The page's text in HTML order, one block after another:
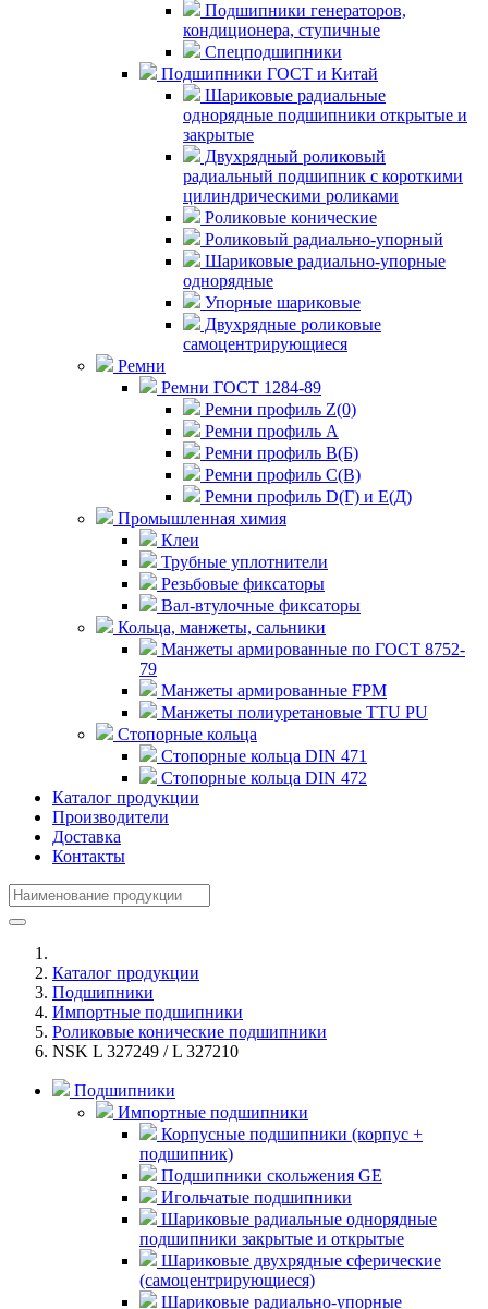
Подшипники генераторов,
кондиционера, ступичные
Спецподшипники
Подшипники ГОСТ и Китай
Шариковые радиальные
однорядные подшипники открытые и
закрытые
Двухрядный роликовый
радиальный подшипник с короткими
цилиндрическими роликами
Роликовые конические
Роликовый радиально-упорный
Шариковые радиально-упорные
однорядные
Упорные шариковые
Двухрядные роликовые
самоцентрирующиеся
Ремни
Ремни ГОСТ 1284-89
Ремни профиль Z(0)
Ремни профиль А
Ремни профиль В(Б)
Ремни профиль С(В)
Ремни профиль D(Г) и E(Д)
Промышленная химия
Клеи
Трубные уплотнители
Резьбовые фиксаторы
Вал-втулочные фиксаторы
Кольца, манжеты, сальники
Манжеты армированные по ГОСТ 8752-
79
Манжеты армированные FPM
Манжеты полиуретановые TTU PU
Стопорные кольца
Стопорные кольца DIN 471
Стопорные кольца DIN 472
Каталог продукции
Производители
Доставка
Контакты
Каталог продукции
Подшипники
Импортные подшипники
Роликовые конические подшипники
NSK L 327249 / L 327210
Подшипники
Импортные подшипники
Корпусные подшипники (корпус +
подшипник)
Подшипники скольжения GE
Игольчатые подшипники
Шариковые радиальные однорядные
подшипники закрытые и открытые
Шариковые двухрядные сферические
(самоцентрирующиеся)
Шариковые радиально-упорные